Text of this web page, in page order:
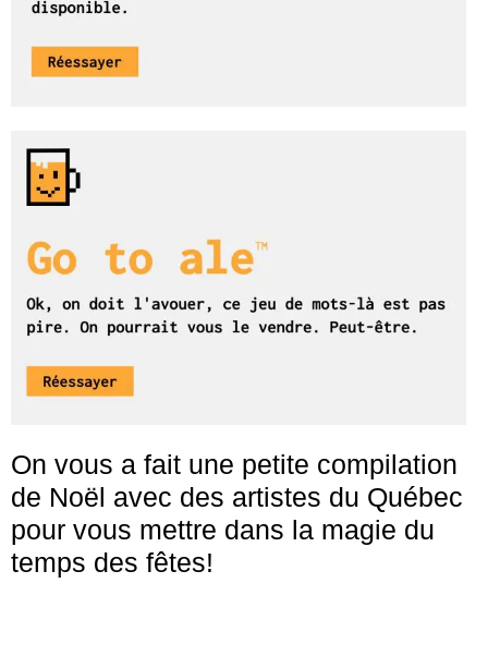
On vous a fait une petite compilation
de Noël avec des artistes du Québec
pour vous mettre dans la magie du
temps des fêtes!